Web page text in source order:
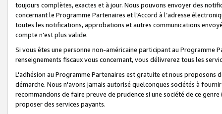
toujours complètes, exactes et à jour. Nous pouvons envoyer des
concernant le Programme Partenaires et l'Accord à l’adresse
toutes les notifications, approbations et autres communications
compte n’est plus valide.
Si vous êtes une personne non-américaine participant au
renseignements fiscaux vous concernant, vous délivrerez tous les
L'adhésion au Programme Partenaires est gratuite et nous proposons
démarche. Nous n'avons jamais autorisé quelconques sociétés à
recommandons de faire preuve de prudence si une société de ce
proposer des services payants.